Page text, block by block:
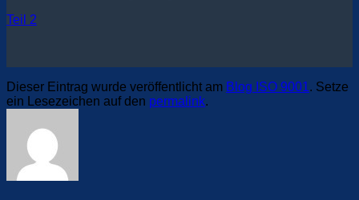
Teil 2
Dieser Eintrag wurde veröffentlicht am Blog ISO 9001. Setze
ein Lesezeichen auf den permalink.